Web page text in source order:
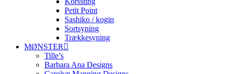
Petit Point
Sashiko / kogin
Sortsyning
Trækkesyning
MØNSTER
Tille’s
Barbara Ana Designs